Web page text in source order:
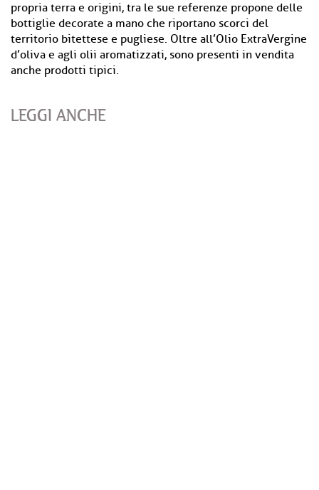
propria terra e origini, tra le sue referenze propone delle
bottiglie decorate a mano che riportano scorci del
territorio bitettese e pugliese. Oltre all’Olio ExtraVergine
d’oliva e agli olii aromatizzati, sono presenti in vendita
anche prodotti tipici.
LEGGI ANCHE